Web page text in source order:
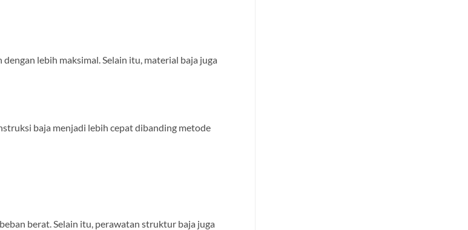
lebih maksimal. Selain itu, material baja juga
baja menjadi lebih cepat dibanding metode
berat. Selain itu, perawatan struktur baja juga